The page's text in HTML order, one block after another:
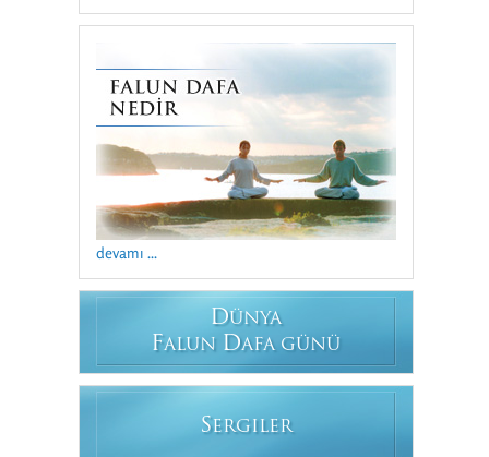
devamı ...
DÜNYA
FALUN DAFA GÜNÜ
SERGILER